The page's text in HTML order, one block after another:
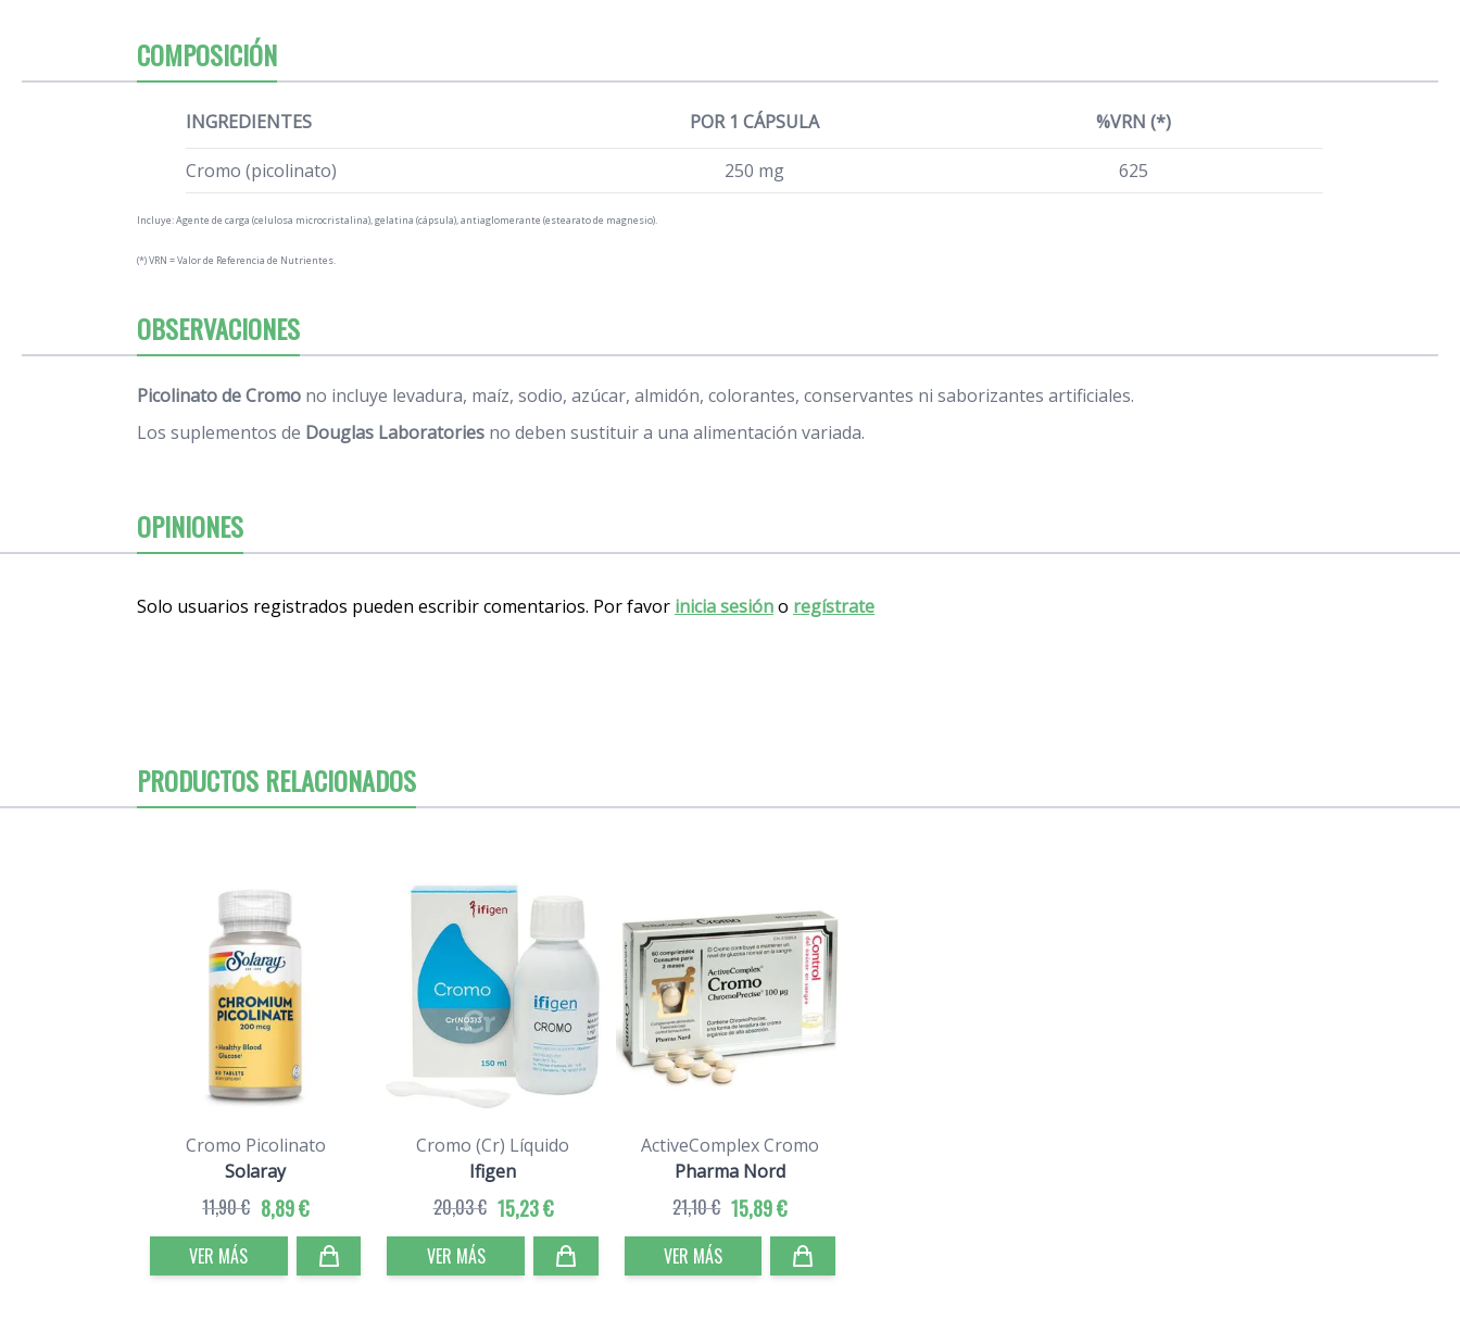
COMPOSICIÓN
INGREDIENTES POR 1 CÁPSULA %VRN (*)
Cromo (picolinato) 250 mg 625
Incluye: Agente de carga (celulosa microcristalina), gelatina (cápsula), antiaglomerante (estearato de magnesio).
(*) VRN = Valor de Referencia de Nutrientes.
OBSERVACIONES
Picolinato de Cromo no incluye levadura, maíz, sodio, azúcar, almidón, colorantes, conservantes ni saborizantes artificiales.
Los suplementos de Douglas Laboratories no deben sustituir a una alimentación variada.
OPINIONES
Solo usuarios registrados pueden escribir comentarios. Por favor inicia sesióno regístrate
PRODUCTOS RELACIONADOS
Cromo Picolinato
Solaray
8,89 €
11,90 €
VER MÁS
Cromo (Cr) Líquido
Ifigen
15,23 €
20,03 €
VER MÁS
ActiveComplex Cromo
Pharma Nord
15,89 €
21,10 €
VER MÁS